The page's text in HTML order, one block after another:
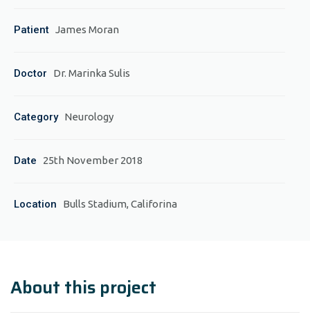
Patient James Moran
Doctor Dr. Marinka Sulis
Category Neurology
Date 25th November 2018
Location Bulls Stadium, Califorina
About this project